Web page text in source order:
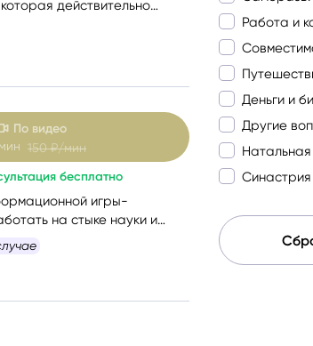
Работа и
Деньги и
Другие
Синастрия
действительно
игры-
на стыке науки и
найти причины
с такими запросами.
По видео
150 ₽/мин
бесплатно